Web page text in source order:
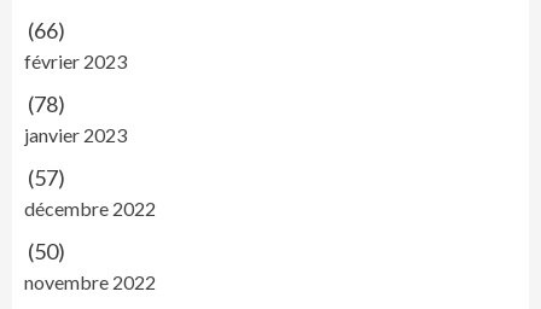
(66)
février 2023
(78)
janvier 2023
(57)
décembre 2022
(50)
novembre 2022